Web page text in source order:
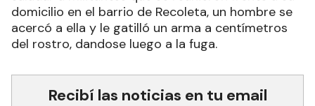
domicilio en el barrio de Recoleta, un hombre se
acercó a ella y le gatilló un arma a centímetros
del rostro, dandose luego a la fuga.
Recibí las noticias en tu email